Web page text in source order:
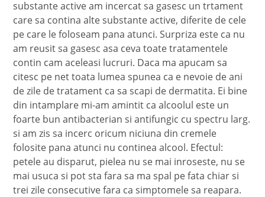
substante active am incercat sa gasesc un trtament
care sa contina alte substante active, diferite de cele
pe care le foloseam pana atunci. Surpriza este ca nu
am reusit sa gasesc asa ceva toate tratamentele
contin cam aceleasi lucruri. Daca ma apucam sa
citesc pe net toata lumea spunea ca e nevoie de ani
de zile de tratament ca sa scapi de dermatita. Ei bine
din intamplare mi-am amintit ca alcoolul este un
foarte bun antibacterian si antifungic cu spectru larg.
si am zis sa incerc oricum niciuna din cremele
folosite pana atunci nu continea alcool. Efectul:
petele au disparut, pielea nu se mai inroseste, nu se
mai usuca si pot sta fara sa ma spal pe fata chiar si
trei zile consecutive fara ca simptomele sa reapara.